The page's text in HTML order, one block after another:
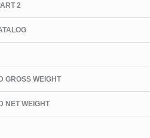
2
GROSS WEIGHT
NET WEIGHT